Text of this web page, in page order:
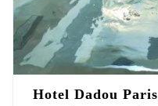
Hotel Dadou Paris